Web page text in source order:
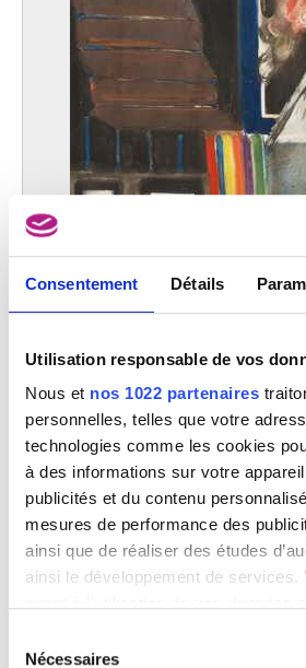
Consentement Détails
Utilisation responsable de vos
Nous et nos 1022 partenaires
personnelles, telles que votre
technologies comme les cookies
à des informations sur votre
publicités et du contenu
mesures de performance des
ainsi que de réaliser des études
ainsi le développement de services.
tout moment en consultant la
Nécessaires
Les années 60